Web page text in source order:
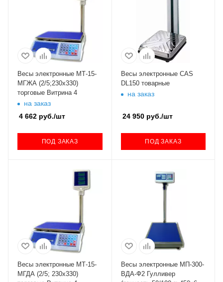
Весы электронные МТ-15-
МГЖА (2/5;230х330)
торговые Витрина 4
на заказ
4 662 руб./шт
ПОД ЗАКАЗ
Весы электронные CAS
DL150 товарные
на заказ
24 950руб./шт
ПОД ЗАКАЗ
Весы электронные МТ-15-
МГДА (2/5; 230х330)
Весы электронные МП-300-
ВДА-Ф2 Гулливер